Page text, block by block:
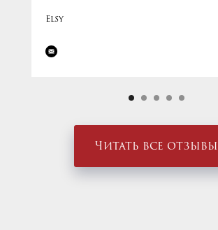
Elsy
Читать все отзывы